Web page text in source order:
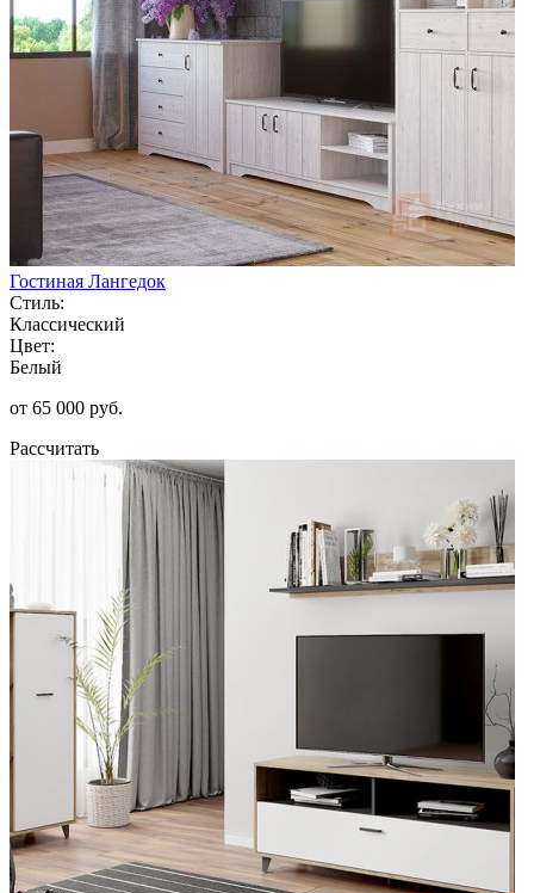
Гостиная Лангедок
Стиль:
Классический
Цвет:
Белый
от 65 000 руб.
Рассчитать